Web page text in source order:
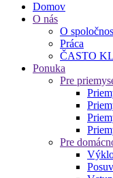
Domov
O nás
O
Práca
ČASTO
Ponuka
Pre
Pre